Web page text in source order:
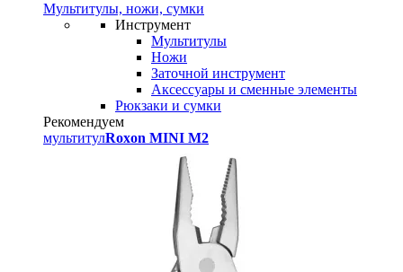
Мультитулы, ножи, сумки
Инструмент
Мультитулы
Ножи
Заточной инструмент
Аксессуары и сменные элементы
Рюкзаки и сумки
Рекомендуем
мультитулRoxon MINI M2